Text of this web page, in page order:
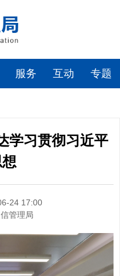
服务 互动 专题
学习贯彻习近平
24 17:00
管理局